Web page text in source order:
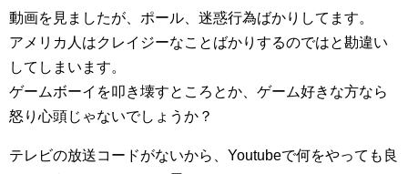
動画を見ましたが、ポール、迷惑行為ばかりしてます。
アメリカ人はクレイジーなことばかりするのではと勘違い
してしまいます。
ゲームボーイを叩き壊すところとか、ゲーム好きな方なら
怒り心頭じゃないでしょうか？
テレビの放送コードがないから、Youtubeで何をやっても良